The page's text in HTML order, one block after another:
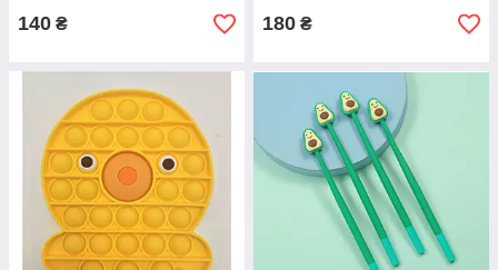
140 ₴ 180 ₴